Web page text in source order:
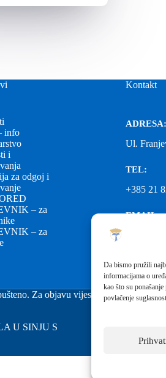
Da bismo pružili
informacijama o
kao što su
povlačenje
info
i
za odgoj i
– za
– za
Kontakt
ADRESA:
Ul.
TEL:
+385 21
EMAIL:
EMAIL:
Za objavu vijesti sa stranice
U SINJU S